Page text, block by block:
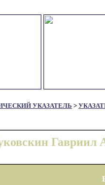
УКАЗАТЕЛЬ >
Гавриил